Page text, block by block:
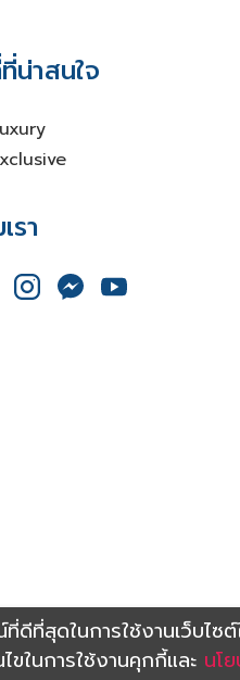
น่าสนใจ
รา
Powered by
Terms
ที่ดีที่สุดในการใช้งานเว็
ขในการใช้งานคุกกี้และ นโ